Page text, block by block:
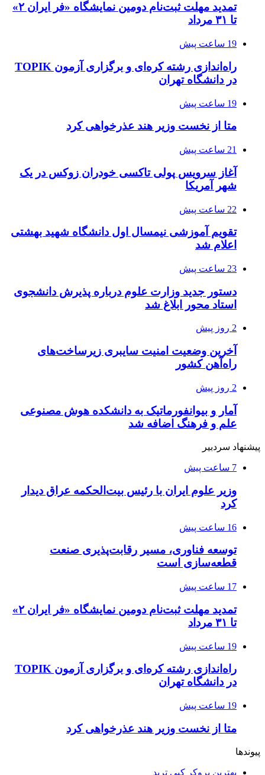
تمدید مهلت ثبت‌نام دومین نمایشگاه «فر ایران ۲»
تا ۳۱ مرداد
19 ساعت پیش
راه‌اندازی رشته کره‌ای و برگزاری آزمون TOPIK
در دانشگاه تهران
19 ساعت پیش
متا از نخست وزیر هند عذرخواهی کرد
21 ساعت پیش
آغاز سرویس پولی تاکسی خودران زوکس در یک
شهر آمریکا
22 ساعت پیش
تقویم آموزشی نیمسال اول دانشگاه شهید بهشتی
اعلام شد
23 ساعت پیش
دستور جدید وزارت علوم درباره پذیرش دانشجوی
استاد محور ابلاغ شد
2 روز پیش
آخرین وضعیت امنیت سایبری زیرساخت‌های
راه‌آهن کشور
2 روز پیش
آمار و بیوانفورماتیک به دانشکده هوش مصنوعی
علم و فرهنگ اضافه شد
پیشنهاد سردبیر
7 ساعت پیش
وزیر علوم ایران با رئیس بیت‌الحکمه عراق دیدار
کرد
16 ساعت پیش
توسعه فناوری، مسیر رقابت‌پذیری صنعت
قطعه‌سازی است
17 ساعت پیش
تمدید مهلت ثبت‌نام دومین نمایشگاه «فر ایران ۲»
تا ۳۱ مرداد
19 ساعت پیش
راه‌اندازی رشته کره‌ای و برگزاری آزمون TOPIK
در دانشگاه تهران
19 ساعت پیش
متا از نخست وزیر هند عذرخواهی کرد
پیوندها
بهترین بروکر کپی ترید